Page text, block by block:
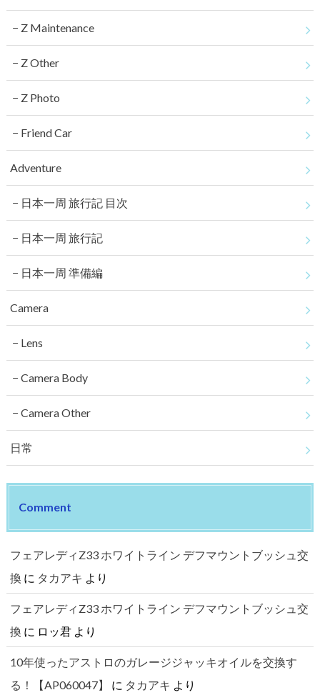
Z Maintenance
Z Other
Z Photo
Friend Car
Adventure
日本一周 旅行記 目次
日本一周 旅行記
日本一周 準備編
Camera
Lens
Camera Body
Camera Other
日常
Comment
フェアレディZ33 ホワイトライン デフマウントブッシュ交
換 に タカアキ より
フェアレディZ33 ホワイトライン デフマウントブッシュ交
換 に ロッ君より
10年使ったアストロのガレージジャッキオイルを交換す
る！【AP060047】
に タカアキ より